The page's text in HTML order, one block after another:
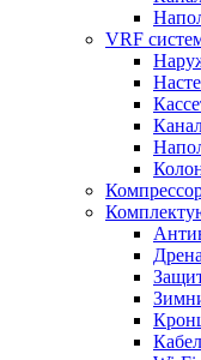
VRF